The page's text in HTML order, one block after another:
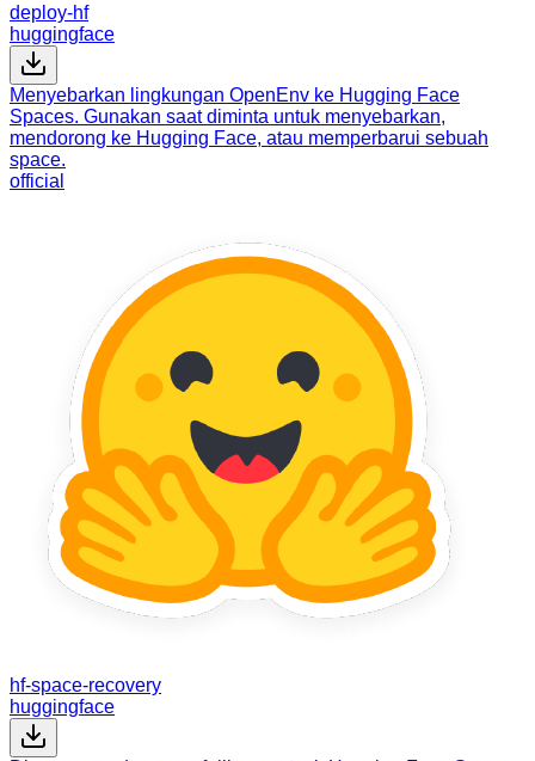
deploy-hf
huggingface
Menyebarkan lingkungan OpenEnv ke Hugging Face
Spaces. Gunakan saat diminta untuk menyebarkan,
mendorong ke Hugging Face, atau memperbarui sebuah
space.
official
hf-space-recovery
huggingface